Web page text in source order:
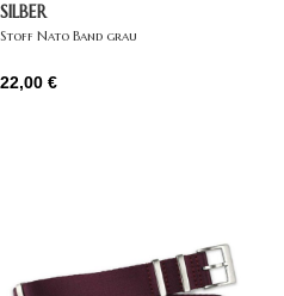
SILBER
Stoff Nato Band grau
22,00 €